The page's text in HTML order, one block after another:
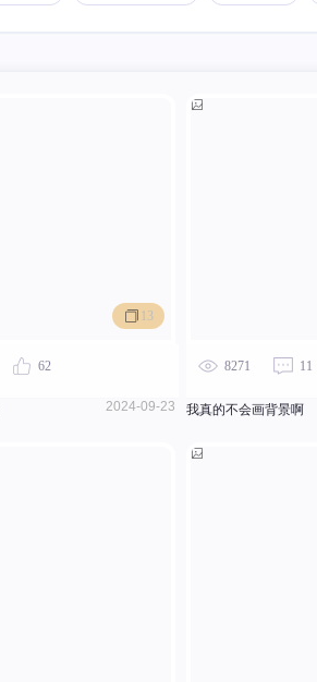
62
2024-09-23
13
8271 11
我真的不会画背景啊